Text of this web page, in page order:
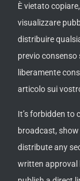
È vietato
visualizzare
distribuire
previo consenso
liberamente
articolo sui
It’s forbidden to
broadcast,
distribute any
written approval